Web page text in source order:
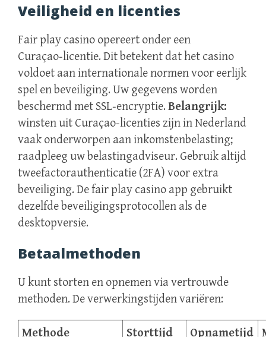
Veiligheid en licenties
Fair play casino opereert onder een
Curaçao‑licentie. Dit betekent dat het casino
voldoet aan internationale normen voor eerlijk
spel en beveiliging. Uw gegevens worden
beschermd met SSL‑encryptie. Belangrijk:
winsten uit Curaçao‑licenties zijn in Nederland
vaak onderworpen aan inkomstenbelasting;
raadpleeg uw belastingadviseur. Gebruik altijd
tweefactorauthenticatie (2FA) voor extra
beveiliging. De fair play casino app gebruikt
dezelfde beveiligingsprotocollen als de
desktopversie.
Betaalmethoden
U kunt storten en opnemen via vertrouwde
methoden. De verwerkingstijden variëren:
Methode Storttijd Opnametijd